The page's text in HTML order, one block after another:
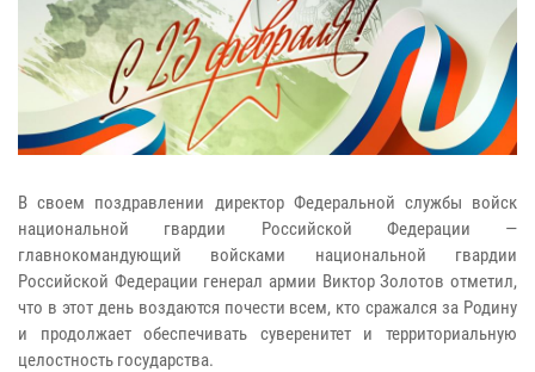
В своем поздравлении директор Федеральной службы войск
национальной гвардии Российской Федерации —
главнокомандующий войсками национальной гвардии
Российской Федерации генерал армии Виктор Золотов отметил,
что в этот день воздаются почести всем, кто сражался за Родину
и продолжает обеспечивать суверенитет и территориальную
целостность государства.